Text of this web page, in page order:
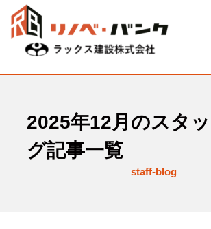
2025年12月のスタ
グ記事一覧
staff-blog